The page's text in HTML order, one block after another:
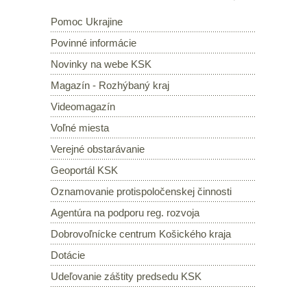
Pomoc Ukrajine
Povinné informácie
Novinky na webe KSK
Magazín - Rozhýbaný kraj
Videomagazín
Voľné miesta
Verejné obstarávanie
Geoportál KSK
Oznamovanie protispoločenskej činnosti
Agentúra na podporu reg. rozvoja
Dobrovoľnícke centrum Košického kraja
Dotácie
Udeľovanie záštity predsedu KSK